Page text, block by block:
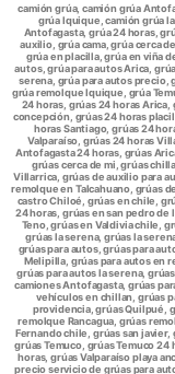
camión grúa, camión grúa
grúa Iquique, camión grúa
Antofagasta, grúa 24 horas,
auxilio, grúa cama, grúa cerca
grúa en placilla, grúa en viña
autos, grúa para autos Arica,
serena, grúa para autos precio,
grúa remolque Iquique, grúa
24 horas, grúas 24 horas Arica,
concepción, grúas 24 horas
horas Santiago, grúas 24
Valparaíso, grúas 24 horas
Antofagasta 24 horas, grúas
grúas cerca de mi, grúas
Villarrica, grúas de auxilio para
remolque en Talcahuano, grúas
castro Chiloé, grúas en chile,
24 horas, grúas en san pedro de
Teno, grúas en Valdivia chile,
grúas la serena, grúas la
grúas para autos, grúas para
Melipilla, grúas para autos en
grúas para autos la serena,
camiones Antofagasta, grúas
vehículos en chillan, grúas
providencia, grúas Quilpué,
remolque Rancagua, grúas
Fernando chile, grúas san javier,
grúas Temuco, grúas Temuco
horas, grúas Valparaíso playa
precio servicio de grúas para